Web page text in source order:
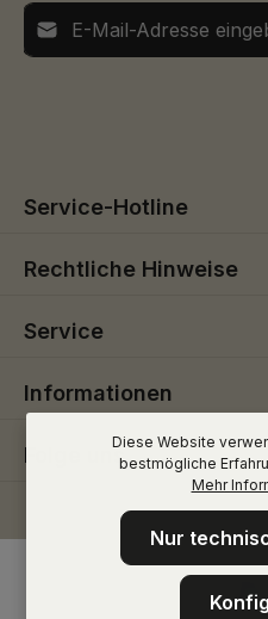
E-Mail-Adresse*
Service-Hotline
Rechtliche Hinweise
Service
Informationen
Folge uns
Diese Website
bestmögliche
Mehr
Nur